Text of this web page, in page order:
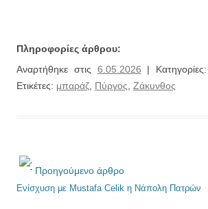
Πληροφορίες άρθρου:
Αναρτήθηκε στις 6.05.2026 | Κατηγορίες:
Ετικέτες: μπαράζ, Πύργος, Ζάκυνθος
Προηγούμενο άρθρο
Ενίσχυση με Mustafa Celik η Νάπολη Πατρών